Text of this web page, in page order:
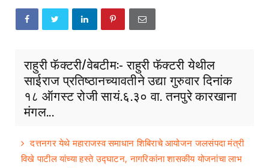
राहुरी फॅक्टरी/वेबटीम:- राहुरी फॅक्टरी येथील
साईराज प्रतिष्ठानच्यावतीने उद्या गुरुवार दिनांक
१८ ऑगस्ट रोजी सायं.६.३० वा. तनपुरे कारखाना
मंगल...
दत्तनगर येथे महाराजस्व समाधान शिबिराचे आयोजन जलसंपदा मंत्री
विखे पाटील यांच्या हस्ते उद्घाटन, नागरिकांना शासकीय योजनांचा लाभ